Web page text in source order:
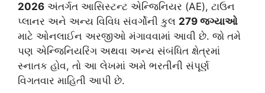
2026 અંતર્ગત આસિસ્ટન્ટ એન્જિનિયર (AE), ટાઉન
પ્લાનર અને અન્ય વિવિધ સંવર્ગોની કુલ 279 જગ્યાઓ
માટે ઓનલાઈન અરજીઓ મંગાવવામાં આવી છે. જો તમે
પણ એન્જિનિયરિંગ અથવા અન્ય સંબંધિત ક્ષેત્રમાં
સ્નાતક હોવ, તો આ લેખમાં અમે ભરતીની સંપૂર્ણ
વિગતવાર માહિતી આપી છે.